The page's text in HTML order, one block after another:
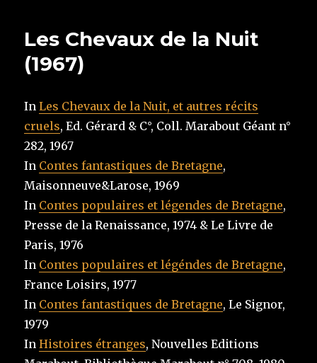
Les Chevaux de la Nuit
(1967)
InLes Chevaux de la Nuit, et autres récits
cruels, Ed. Gérard & C°, Coll. Marabout Géant n°
282, 1967
In Contes fantastiques de Bretagne,
Maisonneuve&Larose, 1969
In Contes populaires et légendes de Bretagne,
Presse de la Renaissance, 1974 & Le Livre de
Paris, 1976
In Contes populaires et légéndes de Bretagne,
France Loisirs, 1977
In Contes fantastiques de Bretagne, Le Signor,
1979
InHistoires étranges, Nouvelles Editions